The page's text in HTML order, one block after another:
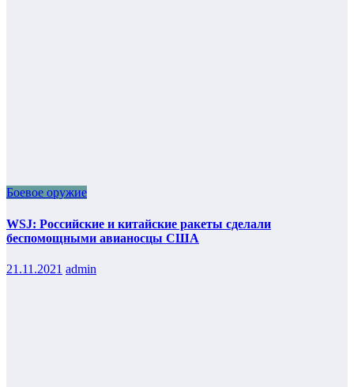
Боевое оружие
WSJ: Российские и китайские ракеты сделали
беспомощными авианосцы США
21.11.2021 admin